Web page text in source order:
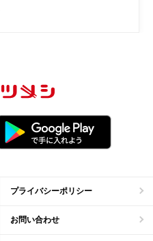
プライバシーポリシー
お問い合わせ